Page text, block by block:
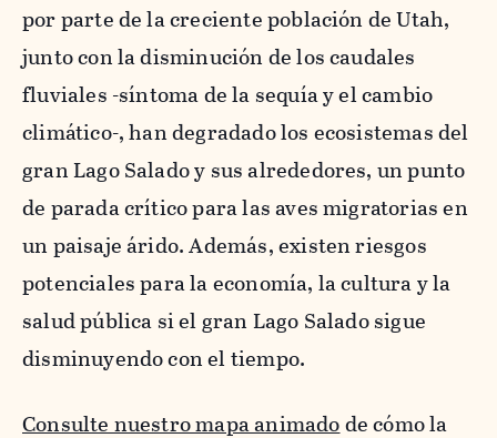
por parte de la creciente población de Utah,
junto con la disminución de los caudales
fluviales -síntoma de la sequía y el cambio
climático-, han degradado los ecosistemas del
gran Lago Salado y sus alrededores, un punto
de parada crítico para las aves migratorias en
un paisaje árido. Además, existen riesgos
potenciales para la economía, la cultura y la
salud pública si el gran Lago Salado sigue
disminuyendo con el tiempo.
Consulte nuestro mapa animadode cómo la